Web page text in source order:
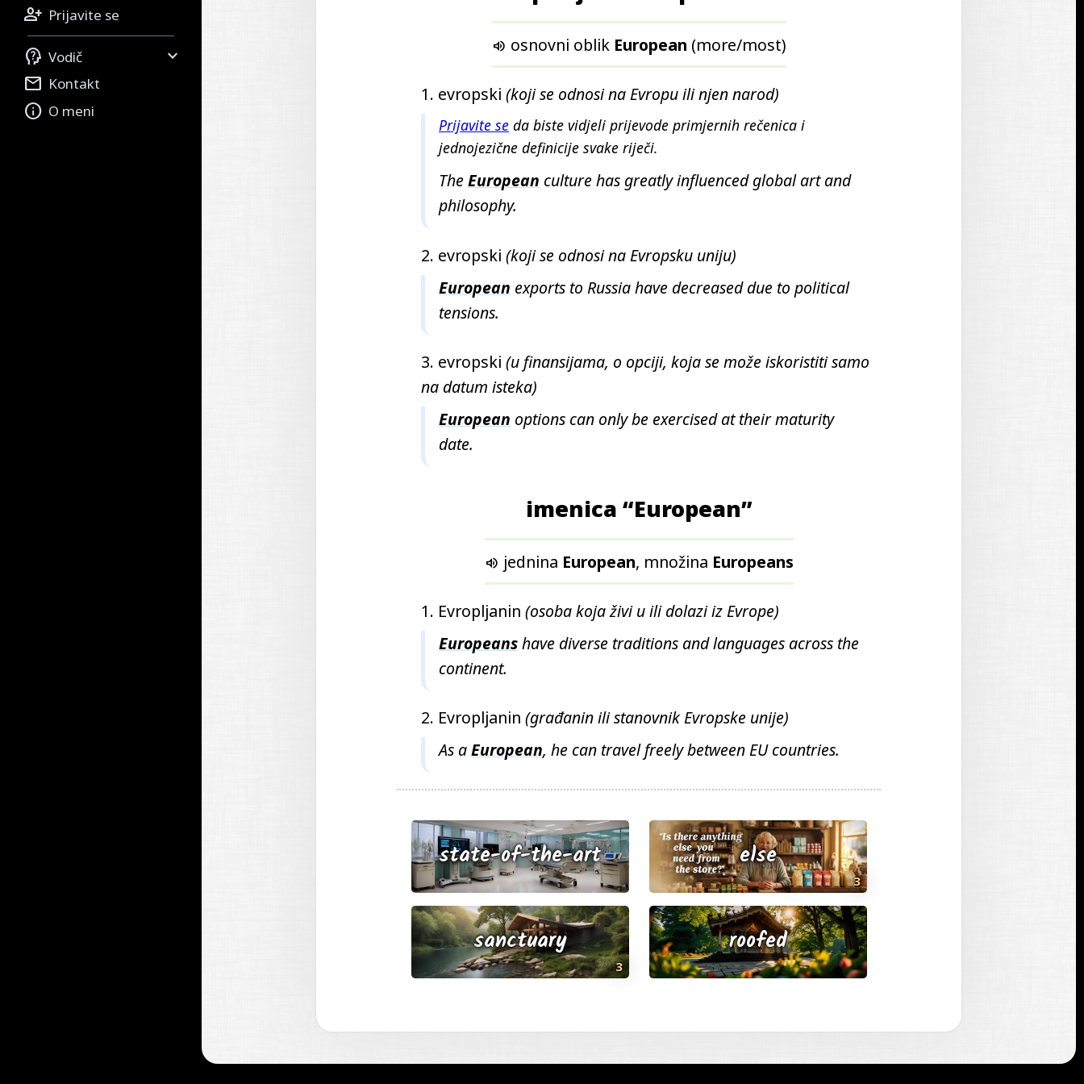
 Prijavite se
 Vodič

 Kontakt
 O meni
e
p
r
o
a
e
 osnovni oblik European (more/most)
evropski (koji se odnosi na Evropu ili njen narod)
Prijavite se da biste vidjeli prijevode primjernih rečenica i
jednojezične definicije svake riječi.
TheEuropean culture has greatly influenced global art and
philosophy.
evropski (koji se odnosi na Evropsku uniju)
European exports to Russia have decreased due to political
tensions.
evropski (u finansijama, o opciji, koja se može iskoristiti samo
na datum isteka)
European options can only be exercised at their maturity
date.
imenica “European”
 jednina European, množina Europeans
Evropljanin (osoba koja živi u ili dolazi iz Evrope)
Europeanshave diverse traditions and languages across the
continent.
Evropljanin (građanin ili stanovnik Evropske unije)
As aEuropean, he can travel freely between EU countries.
state-of-the-art
3
else
3
sanctuary roofed